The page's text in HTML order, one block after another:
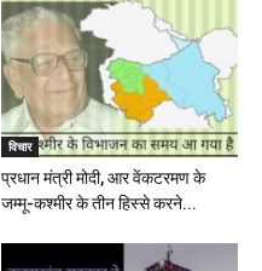
विचार
प्रधान मंत्री मोदी, आर वेंकटरमण के
जम्मू-कश्मीर के तीन हिस्से करने...